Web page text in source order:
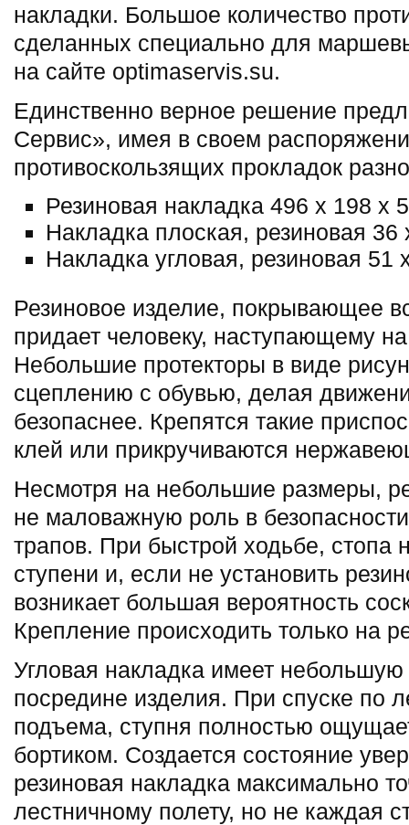
накладки. Большое количество
сделанных специально для
на сайте optimaservis.su.
Единственно верное решение
Сервис», имея в своем
противоскользящих прокладок
Резиновая накладка 496 х 198 х
Накладка плоская, резиновая
Накладка угловая, резиновая
Резиновое изделие, покрывающее
придает человеку, наступающему
Небольшие протекторы в виде
сцеплению с обувью, делая
безопаснее. Крепятся такие
клей или прикручиваются
Несмотря на небольшие размеры,
не маловажную роль в
трапов. При быстрой ходьбе, стопа
ступени и, если не установить
возникает большая вероятность
Крепление происходить только на
Угловая накладка имеет
посредине изделия. При спуске по
подъема, ступня полностью
бортиком. Создается состояние
резиновая накладка максимально
лестничному полету, но не каждая